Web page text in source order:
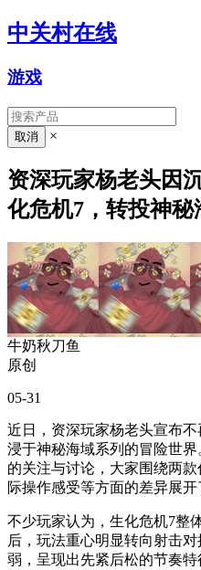
中关村在线
游戏
×
资深玩家杨老头因
化危机7，转投神秘
牛奶秋刀鱼
原创
05-31
近日，资深玩家杨老头宣布
浸于神秘海域系列的冒险世
的关注与讨论，大家围绕两
际操作感受等方面的差异展开
不少玩家认为，生化危机7整
后，玩法重心明显转向射击
弱，呈现出先紧后松的节奏